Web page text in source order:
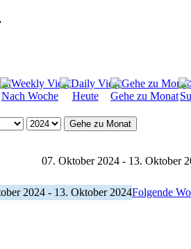
Nach Woche Heute Gehe zu Monat
Gehe zu Monat
07. Oktober 2024 - 13. Oktober
2024 - 13. Oktober 2024Folgende